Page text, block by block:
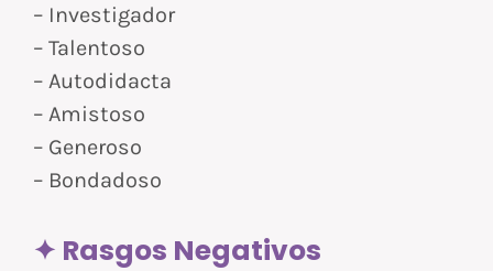
– Investigador
– Talentoso
– Autodidacta
– Amistoso
– Generoso
– Bondadoso
✦ Rasgos Negativos